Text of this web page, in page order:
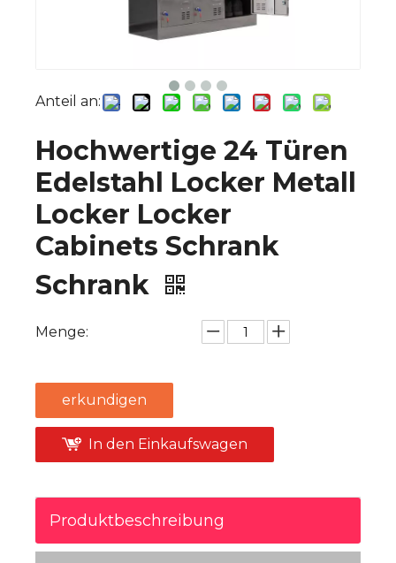
Anteil an:
Hochwertige 24 Türen
Edelstahl Locker Metall
Locker Locker
Cabinets Schrank
Schrank
Menge:
erkundigen
In den Einkaufswagen
Produktbeschreibung